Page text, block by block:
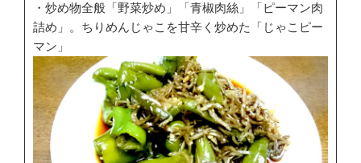
・炒め物全般「野菜炒め」「青椒肉絲」「ピーマン肉
詰め」。ちりめんじゃこを甘辛く炒めた「じゃこピー
マン」